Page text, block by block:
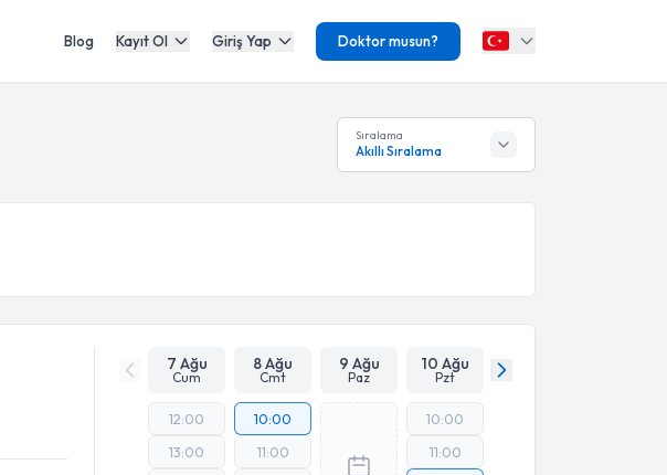
Blog Kayıt Ol Giriş Yap Doktor musun?
Sıralama
Akıllı Sıralama
7 Ağu
Cum
8 Ağu
Cmt
9 Ağu
Paz
10 Ağu
Pzt
12:00
13:00
10:00
11:00
10:00
11:00